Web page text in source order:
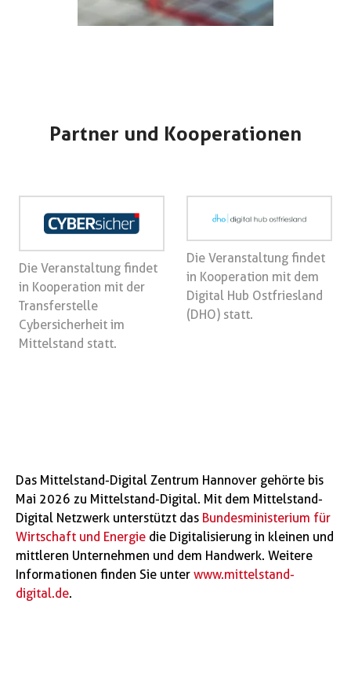
Partner und Kooperationen
Die Veranstaltung findet
in Kooperation mit der
Transferstelle
Cybersicherheit im
Mittelstand statt.
Die Veranstaltung findet
in Kooperation mit dem
Digital Hub Ostfriesland
(DHO) statt.
Das Mittelstand-Digital Zentrum Hannover gehörte bis
Mai 2026 zu Mittelstand-Digital. Mit dem Mittelstand-
Digital Netzwerk unterstützt das Bundesministerium für
Wirtschaft und Energie die Digitalisierung in kleinen und
mittleren Unternehmen und dem Handwerk. Weitere
Informationen finden Sie unter www.mittelstand-
digital.de.